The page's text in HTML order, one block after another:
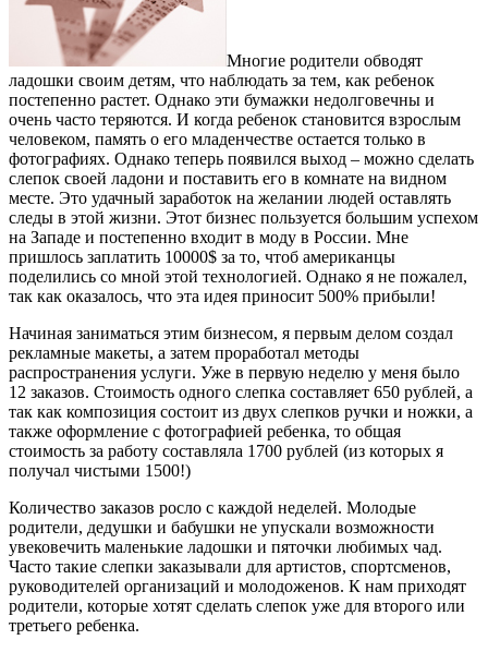
Многие родители обводят
ладошки своим детям, что наблюдать за тем, как ребенок
постепенно растет. Однако эти бумажки недолговечны и
очень часто теряются. И когда ребенок становится взрослым
человеком, память о его младенчестве остается только в
фотографиях. Однако теперь появился выход – можно сделать
слепок своей ладони и поставить его в комнате на видном
месте. Это удачный заработок на желании людей оставлять
следы в этой жизни. Этот бизнес пользуется большим успехом
на Западе и постепенно входит в моду в России. Мне
пришлось заплатить 10000$ за то, чтоб американцы
поделились со мной этой технологией. Однако я не пожалел,
так как оказалось, что эта идея приносит 500% прибыли!
Начиная заниматься этим бизнесом, я первым делом создал
рекламные макеты, а затем проработал методы
распространения услуги. Уже в первую неделю у меня было
12 заказов. Стоимость одного слепка составляет 650 рублей, а
так как композиция состоит из двух слепков ручки и ножки, а
также оформление с фотографией ребенка, то общая
стоимость за работу составляла 1700 рублей (из которых я
получал чистыми 1500!)
Количество заказов росло с каждой неделей. Молодые
родители, дедушки и бабушки не упускали возможности
увековечить маленькие ладошки и пяточки любимых чад.
Часто такие слепки заказывали для артистов, спортсменов,
руководителей организаций и молодоженов. К нам приходят
родители, которые хотят сделать слепок уже для второго или
третьего ребенка.